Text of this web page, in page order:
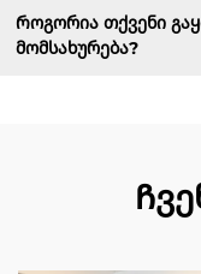
Როგორია თქვენი
მომსახურება?